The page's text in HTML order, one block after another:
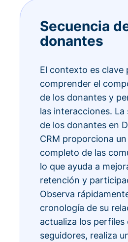
Secuencia
donantes
El contexto es clave
comprender el
de los donantes y
las interacciones. La
de los donantes en
CRM proporciona
completo de las
lo que ayuda a
retención y
Observa
cronología de su
actualiza los perfiles
seguidores, realiza